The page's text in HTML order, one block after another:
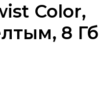
Color,
8 Гб